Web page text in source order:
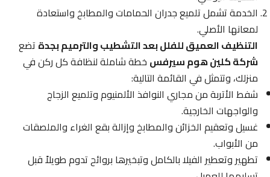
الخدمة تشمل تلميع جدران الحمامات والمطابخ واستعادة
لمعانها الأصلي.
التنظيف العميق للفلل بعد التشطيب والترميم بجدةتضع
شركة كلين هوم سيرفسخطة شاملة لنظافة كل ركن في
منزلك، وتتمثل في القائمة التالية:
شفط الأتربة من مجاري النوافذ الألمنيوم وتلميع الزجاج
والواجهات الخارجية.
غسيل وتعقيم الخزائن والمطابخ وإزالة بقع الغراء والملصقات
من الأبواب.
تطهير وتعطير الفيلا بالكامل وتبخيرها بروائح تدوم طويلاً قبل